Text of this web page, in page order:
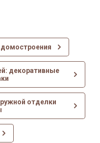
декоративные
отделки